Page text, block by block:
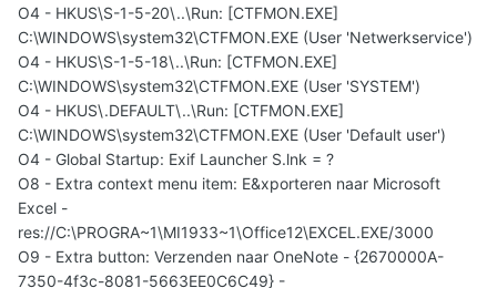
O4 - HKUS\S-1-5-20\..\Run: [CTFMON.EXE]
C:\WINDOWS\system32\CTFMON.EXE (User 'Netwerkservice')
O4 - HKUS\S-1-5-18\..\Run: [CTFMON.EXE]
C:\WINDOWS\system32\CTFMON.EXE (User 'SYSTEM')
O4 - HKUS\.DEFAULT\..\Run: [CTFMON.EXE]
C:\WINDOWS\system32\CTFMON.EXE (User 'Default user')
O4 - Global Startup: Exif Launcher S.lnk = ?
O8 - Extra context menu item: E&xporteren naar Microsoft
Excel -
res://C:\PROGRA~1\MI1933~1\Office12\EXCEL.EXE/3000
O9 - Extra button: Verzenden naar OneNote - {2670000A-
7350-4f3c-8081-5663EE0C6C49} -